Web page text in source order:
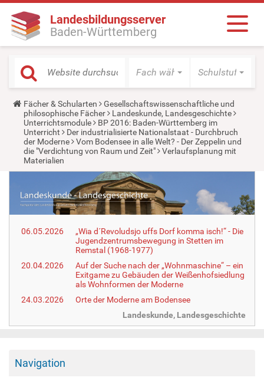
Landesbildungsserver
Baden-Württemberg
Fach wählen Schulstufe
Y
o
u
a
r
e
h
e
:
Fächer & Schularten
Gesellschaftswissenschaftliche und
philosophische Fächer
Landeskunde, Landesgeschichte
Unterrichtsmodule
BP 2016: Baden-Württemberg im
Unterricht
Der industrialisierte Nationalstaat - Durchbruch
der Moderne
Vom Bodensee in alle Welt? - Der Zeppelin und
die "Verdichtung von Raum und Zeit"
Verlaufsplanung mit
Materialien
06.05.2026
„Wia d´Revoludsjo uffs Dorf komma isch!“ - Die
Jugendzentrumsbewegung in Stetten im
Remstal (1968-1977)
20.04.2026
Auf der Suche nach der „Wohnmaschine“ – ein
Exitgame zu Gebäuden der Weißenhofsiedlung
als Wohnformen der Moderne
24.03.2026
Orte der Moderne am Bodensee
Landeskunde, Landesgeschichte
Navigation